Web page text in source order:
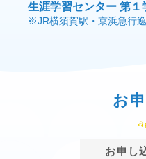
生涯学習センター 第１
※JR横須賀駅・京浜急行
お
お申し